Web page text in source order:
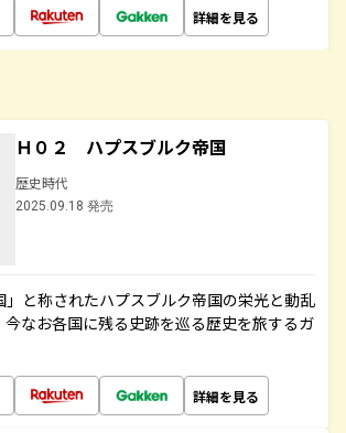
詳細を見る
Ｈ０２ ハプスブルク帝国
歴史時代
2025.09.18 発売
」と称されたハプスブルク帝国の栄光と動乱
今なお各国に残る史跡を巡る歴史を旅するガ
詳細を見る